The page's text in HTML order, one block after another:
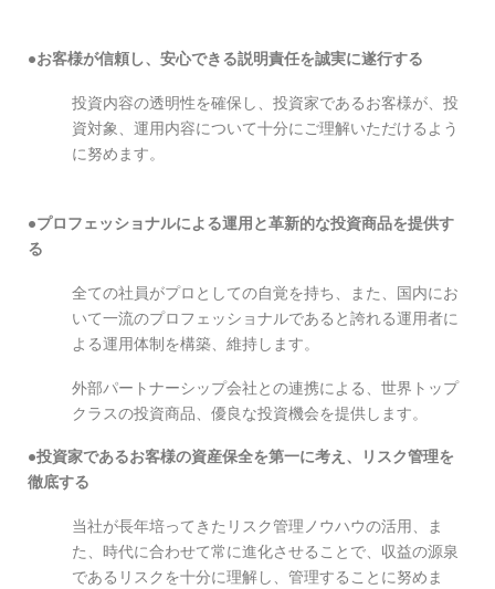
●お客様が信頼し、安心できる説明責任を誠実に遂行する
投資内容の透明性を確保し、投資家であるお客様が、投
資対象、運用内容について十分にご理解いただけるよう
に努めます。
●プロフェッショナルによる運用と革新的な投資商品を提供す
る
全ての社員がプロとしての自覚を持ち、また、国内にお
いて一流のプロフェッショナルであると誇れる運用者に
よる運用体制を構築、維持します。
外部パートナーシップ会社との連携による、世界トップ
クラスの投資商品、優良な投資機会を提供します。
●投資家であるお客様の資産保全を第一に考え、リスク管理を
徹底する
当社が長年培ってきたリスク管理ノウハウの活用、ま
た、時代に合わせて常に進化させることで、収益の源泉
であるリスクを十分に理解し、管理することに努めま